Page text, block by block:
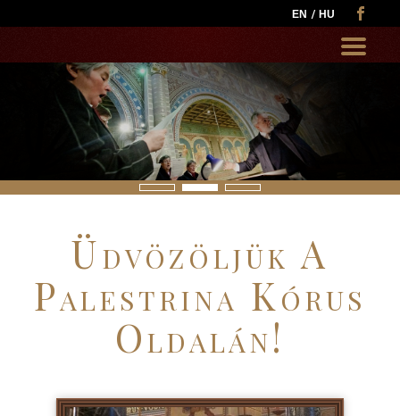
EN HU
Üdvözöljük A
Palestrina Kórus
Oldalán!